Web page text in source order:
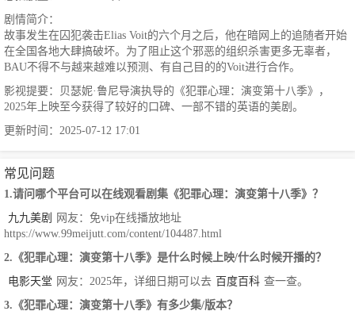
剧情简介：
故事发生在囚犯袭击Elias Voit的六个月之后，他在暗网上的追随者开始
在全国各地大肆搞破坏。为了阻止这个邪恶的组织杀害更多无辜者，
BAU不得不与越来越难以预测、有自己目的的Voit进行合作。
影视提要：贝瑟妮·鲁尼导演执导的《犯罪心理：演变第十八季》，
2025年上映至今获得了较好的口碑、一部不错的英语的美剧。
更新时间：2025-07-12 17:01
常见问题
1.请问哪个平台可以在线观看剧集《犯罪心理：演变第十八季》？
九九美剧
网友：免vip在线播放地址
https://www.99meijutt.com/content/104487.html
2.《犯罪心理：演变第十八季》是什么时候上映/什么时候开播的？
电影天堂 网友：2025年，详细日期可以去 百度百科 查一查。
3.《犯罪心理：演变第十八季》有多少集/版本？